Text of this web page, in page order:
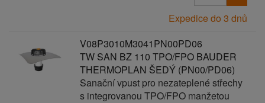
Expedice do 3 dnů
V08P3010M3041PN00PD06
TW SAN BZ 110 TPO/FPO BAUDER
THERMOPLAN ŠEDÝ (PN00/PD06)
Sanační vpust pro nezateplené střechy
s integrovanou TPO/FPO manžetou